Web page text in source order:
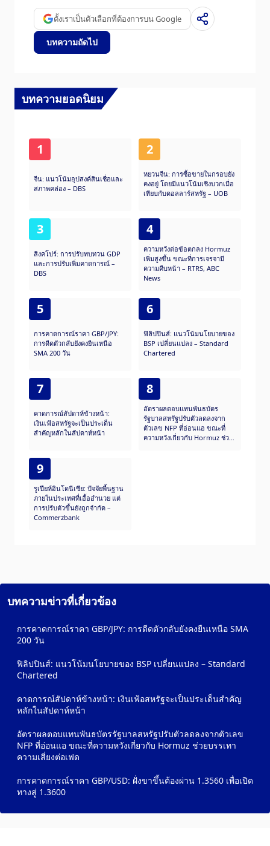
ตั้งเราเป็นตัวเลือกที่ต้องการบน Google
บทความถัดไป
บทความยอดนิยม
1
จีน: แนวโน้มอุปสงค์สินเชื่อและ
สภาพคล่อง – DBS
2
หยวนจีน: การซื้อขายในกรอบยัง
คงอยู่ โดยมีแนวโน้มเชิงบวกเมื่อ
เทียบกับดอลลาร์สหรัฐ – UOB
3
สิงคโปร์: การปรับทบทวน GDP
และการปรับเพิ่มคาดการณ์ –
DBS
4
ความหวังต่อข้อตกลง Hormuz
เพิ่มสูงขึ้น ขณะที่การเจรจามี
ความคืบหน้า – RTRS, ABC
News
5
การคาดการณ์ราคา GBP/JPY:
การดีดตัวกลับยังคงยืนเหนือ
SMA 200 วัน
6
ฟิลิปปินส์: แนวโน้มนโยบายของ
BSP เปลี่ยนแปลง – Standard
Chartered
7
คาดการณ์สัปดาห์ข้างหน้า:
เงินเฟ้อสหรัฐจะเป็นประเด็น
สำคัญหลักในสัปดาห์หน้า
8
อัตราผลตอบแทนพันธบัตร
รัฐบาลสหรัฐปรับตัวลดลงจาก
ตัวเลข NFP ที่อ่อนแอ ขณะที่
ความหวังเกี่ยวกับ Hormuz ช่วย
9
รูเปียห์อินโดนีเซีย: ปัจจัยพื้นฐาน
ภายในประเทศที่เอื้ออำนวย แต่
การปรับตัวขึ้นยังถูกจำกัด –
Commerzbank
บทความข่าวที่เกี่ยวข้อง
การคาดการณ์ราคา GBP/JPY: การดีดตัวกลับยังคงยืนเหนือ SMA
200 วัน
ฟิลิปปินส์: แนวโน้มนโยบายของ BSP เปลี่ยนแปลง – Standard
Chartered
คาดการณ์สัปดาห์ข้างหน้า: เงินเฟ้อสหรัฐจะเป็นประเด็นสำคัญ
หลักในสัปดาห์หน้า
อัตราผลตอบแทนพันธบัตรรัฐบาลสหรัฐปรับตัวลดลงจากตัวเลข
NFP ที่อ่อนแอ ขณะที่ความหวังเกี่ยวกับ Hormuz ช่วยบรรเทา
ความเสี่ยงต่อเฟด
การคาดการณ์ราคา GBP/USD: ฝั่งขาขึ้นต้องผ่าน 1.3560 เพื่อเปิด
ทางสู่ 1.3600